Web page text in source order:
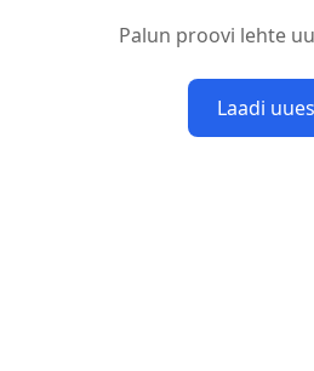
Palun proovi lehte
Laadi